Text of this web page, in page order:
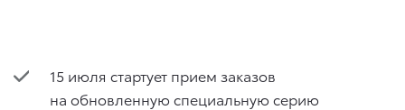
15 июля стартует прием заказов
на обновленную специальную серию